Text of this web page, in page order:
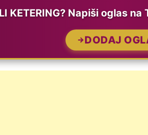
KETERING? Napiši oglas
DODAJ